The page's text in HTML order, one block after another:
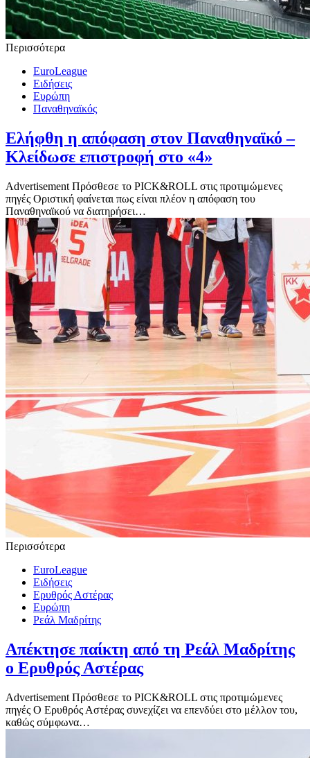
Περισσότερα
EuroLeague
Ειδήσεις
Ευρώπη
Παναθηναϊκός
Ελήφθη η απόφαση στον Παναθηναϊκό –
Κλείδωσε επιστροφή στο «4»
Advertisement Πρόσθεσε το PICK&ROLL στις προτιμώμενες
πηγές Οριστική φαίνεται πως είναι πλέον η απόφαση του
Παναθηναϊκού να διατηρήσει…
Περισσότερα
EuroLeague
Ειδήσεις
Ερυθρός Αστέρας
Ευρώπη
Ρεάλ Μαδρίτης
Απέκτησε παίκτη από τη Ρεάλ Μαδρίτης
ο Ερυθρός Αστέρας
Advertisement Πρόσθεσε το PICK&ROLL στις προτιμώμενες
πηγές Ο Ερυθρός Αστέρας συνεχίζει να επενδύει στο μέλλον του,
καθώς σύμφωνα…